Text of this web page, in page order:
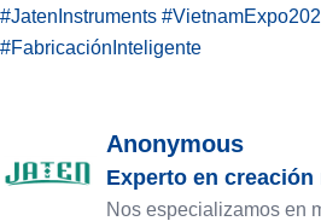
#JatenInstruments
#FabricaciónInteligente
Anonymous
Experto en
Nos especializamos en